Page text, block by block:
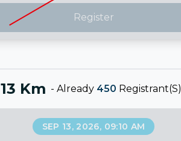
Register
13 Km - Already 450 Registrant(s)
SEP 13, 2026, 09:10 AM